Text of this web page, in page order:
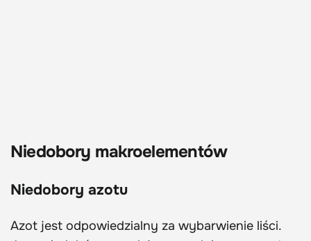
Niedobory makroelementów
Niedobory azotu
Azot jest odpowiedzialny za wybarwienie liści.